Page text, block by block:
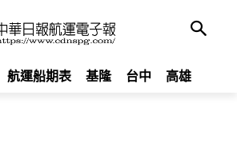
航運船期表 基隆 台中 高雄